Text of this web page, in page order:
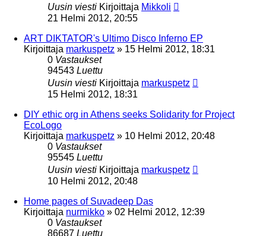
Uusin viesti Kirjoittaja Mikkoli
21 Helmi 2012, 20:55
ART DIKTATOR's Ultimo Disco Inferno EP
Kirjoittaja markuspetz » 15 Helmi 2012, 18:31
0 Vastaukset
94543 Luettu
Uusin viesti Kirjoittaja markuspetz
15 Helmi 2012, 18:31
DIY ethic org in Athens seeks Solidarity for Project
EcoLogo
Kirjoittaja markuspetz » 10 Helmi 2012, 20:48
0 Vastaukset
95545 Luettu
Uusin viesti Kirjoittaja markuspetz
10 Helmi 2012, 20:48
Home pages of Suvadeep Das
Kirjoittaja nurmikko » 02 Helmi 2012, 12:39
0 Vastaukset
86687 Luettu